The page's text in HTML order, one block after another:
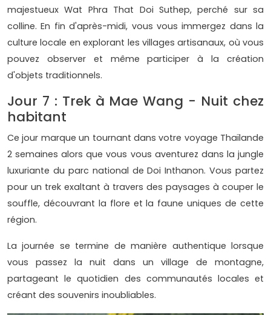
majestueux Wat Phra That Doi Suthep, perché sur sa
colline. En fin d'après-midi, vous vous immergez dans la
culture locale en explorant les villages artisanaux, où vous
pouvez observer et même participer à la création
d'objets traditionnels.
Jour 7 : Trek à Mae Wang - Nuit chez
habitant
Ce jour marque un tournant dans votre voyage Thaïlande
2 semaines alors que vous vous aventurez dans la jungle
luxuriante du parc national de Doi Inthanon. Vous partez
pour un trek exaltant à travers des paysages à couper le
souffle, découvrant la flore et la faune uniques de cette
région.
La journée se termine de manière authentique lorsque
vous passez la nuit dans un village de montagne,
partageant le quotidien des communautés locales et
créant des souvenirs inoubliables.